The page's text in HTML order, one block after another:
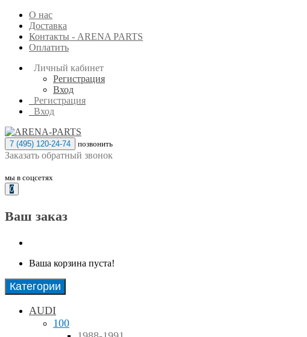
О нас
Доставка
Контакты - ARENA PARTS
Оплатить
Личный кабинет
Регистрация
Вход
Регистрация
Вход
7 (495) 120-24-74 позвонить
Заказать обратный звонок
мы в соцсетях
0
Ваш заказ
Ваша корзина пуста!
Категории
AUDI
100